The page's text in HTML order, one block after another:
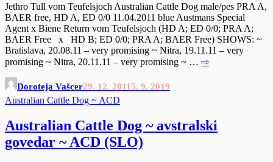
Jethro Tull vom Teufelsjoch Australian Cattle Dog male/pes PRA A,
BAER free, HD A, ED 0/0 11.04.2011 blue Austmans Special
Agent x Biene Return vom Teufelsjoch (HD A; ED 0/0; PRA A;
BAER Free x HD B; ED 0/0; PRA A; BAER Free) SHOWS: ~
Bratislava, 20.08.11 – very promising ~ Nitra, 19.11.11 – very
promising ~ Nitra, 20.11.11 – very promising ~ … ⇨
Doroteja Vašcer29. 12. 20115. 9. 2019
Australian Cattle Dog ~ ACD
Australian Cattle Dog ~ avstralski
govedar ~ ACD (SLO)